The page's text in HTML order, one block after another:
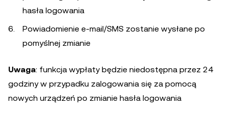
hasła logowania
Powiadomienie e-mail/SMS zostanie wysłane po
pomyślnej zmianie
Uwaga: funkcja wypłaty będzie niedostępna przez 24
godziny w przypadku zalogowania się za pomocą
nowych urządzeń po zmianie hasła logowania